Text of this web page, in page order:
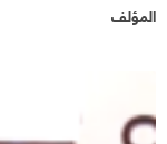
المؤلف